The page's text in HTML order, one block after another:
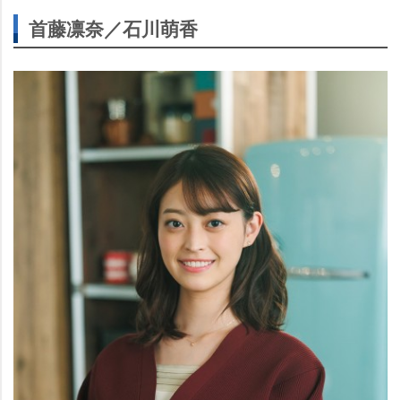
首藤凛奈／石川萌香